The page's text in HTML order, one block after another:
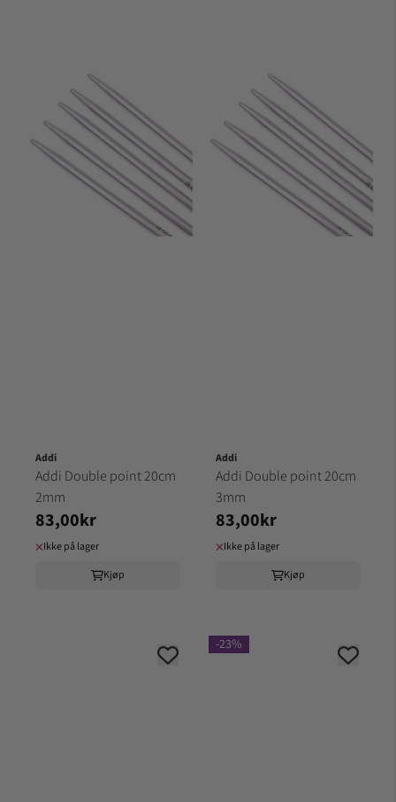
Addi
Addi Double point 20cm
2mm
83,00kr
Ikke på lager
Kjøp
Addi
Addi Double point 20cm
3mm
83,00kr
Ikke på lager
Kjøp
-23%